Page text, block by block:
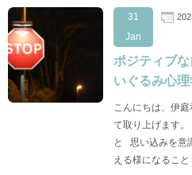
31
Jan
ポジティブ
いぐるみ心
こんにちは、伊
て取り上げます
と 思い込みを意
える様になるこ